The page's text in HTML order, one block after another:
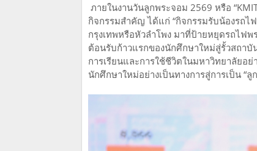
ภายในงานวันลูกพระจอม 2569 หรือ
กิจกรรมสำคัญ ได้แก่ “กิจกรรมรับน้องรถไ
กรุงเทพหรือหัวลำโพง มาที่ป้ายหยุดรถไฟ
ต้อนรับก้าวแรกของนักศึกษาใหม่สู่รั้วสถาบั
การเรียนและการใช้ชีวิตในมหาวิทยาลัยอ
นักศึกษาใหม่อย่างเป็นทางการสู่การเป็น “